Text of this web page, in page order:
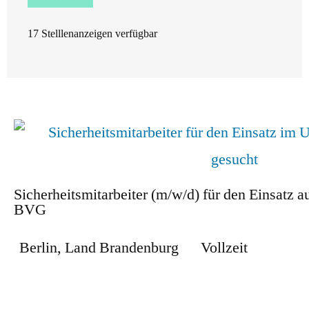
17 Stelllenanzeigen verfügbar
Sicherheitsmitarbeiter (m/w/d) für den Einsatz
BVG
Berlin, Land Brandenburg Vollzeit